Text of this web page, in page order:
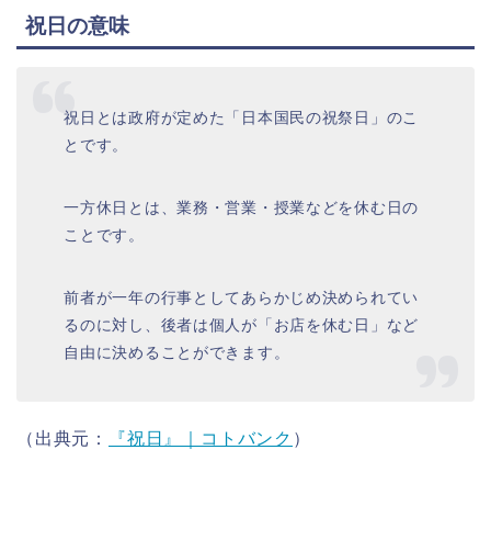
祝日の意味
祝日とは政府が定めた「日本国民の祝祭日」のこ
とです。
一方休日とは、業務・営業・授業などを休む日の
ことです。
前者が一年の行事としてあらかじめ決められてい
るのに対し、後者は個人が「お店を休む日」など
自由に決めることができます。
（出典元： 『祝日』｜コトバンク ）